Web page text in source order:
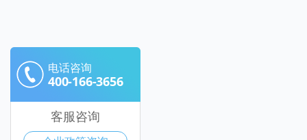
电话咨询
400-166-3656
客服咨询